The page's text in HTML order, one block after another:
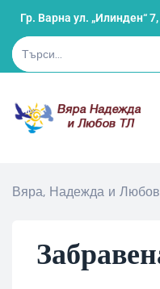
Гр. Варна ул. „Илинден“ 7,
Вяра, Надежда и